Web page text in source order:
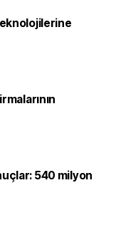
540 milyon